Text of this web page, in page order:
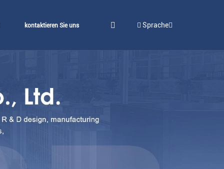
kontaktieren Sie uns Sprache